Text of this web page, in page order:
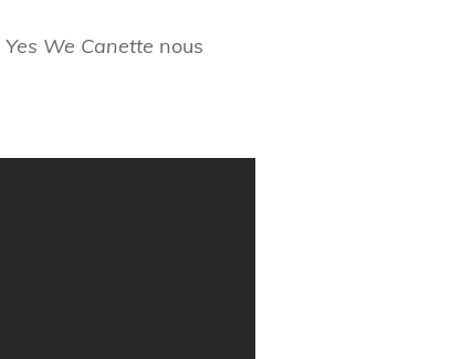
Yes We Canette nous